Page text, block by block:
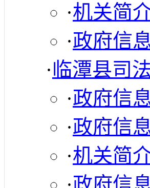
·机关简
·政府信
·临潭县司
·政府信
·政府信
·机关简